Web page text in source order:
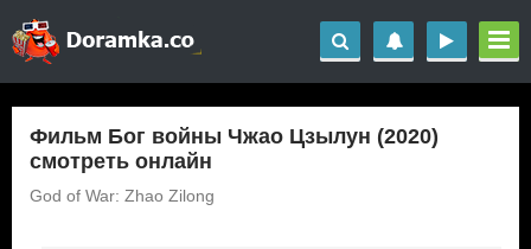
Фильм Бог войны Чжао Цзылун (2020)
смотреть онлайн
God of War: Zhao Zilong